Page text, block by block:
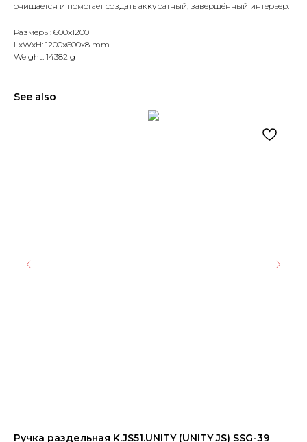
очищается и помогает создать аккуратный, завершённый интерьер.
Размеры: 600x1200
LxWxH: 1200x600x8 mm
Weight: 14382 g
See also
Ручка раздельная K.JS51.UNITY (UNITY JS) SSG-39